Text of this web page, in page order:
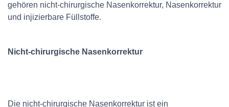
gehören nicht-chirurgische Nasenkorrektur, Nasenkorrektur
und injizierbare Füllstoffe.
Nicht-chirurgische Nasenkorrektur
Die nicht-chirurgische Nasenkorrektur ist ein